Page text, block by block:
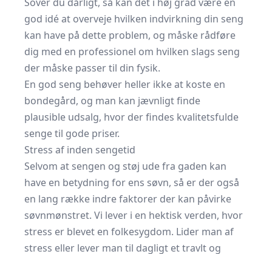
god idé at overveje hvilken indvirkning din seng
kan have på dette problem, og måske rådføre
dig med en professionel om hvilken slags seng
der måske passer til din fysik.
En god seng behøver heller ikke at koste en
bondegård, og man kan jævnligt finde
plausible udsalg, hvor der findes kvalitetsfulde
senge til gode priser.
Stress af inden sengetid
Selvom at sengen og støj ude fra gaden kan
have en betydning for ens søvn, så er der også
en lang række indre faktorer der kan påvirke
søvnmønstret. Vi lever i en hektisk verden, hvor
stress er blevet en folkesygdom. Lider man af
stress eller lever man til dagligt et travlt og